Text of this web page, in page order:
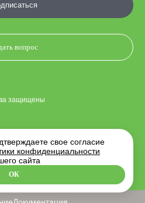
вопрос
защищены
—
свое согласие
конфиденциальности
сайта
ОК